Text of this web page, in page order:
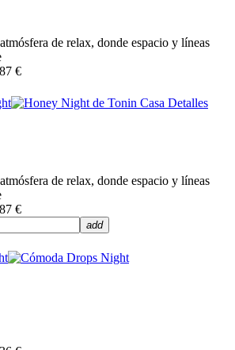
de relax, donde espacio y líneas
€
de relax, donde espacio y líneas
€
add